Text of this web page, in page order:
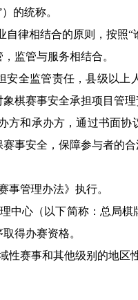
的统称。
律相结合的原则，按照
监管与服务相结合。
安全监管责任，县级以
棋赛事安全承担项目管
方和承办方，通过书面
事安全，保障参与者的合
事管理办法》执行。
中心（以下简称：总局
得办赛资格。
赛事和其他级别的地区